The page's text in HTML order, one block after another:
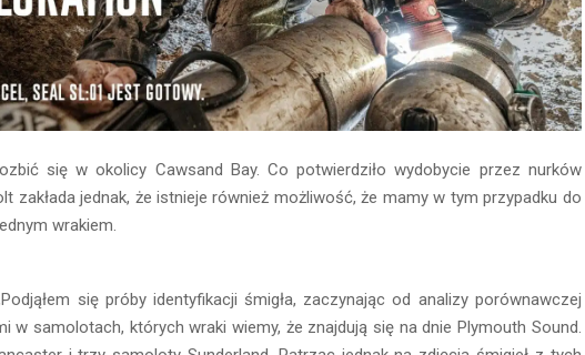
się w okolicy Cawsand Bay. Co potwierdziło wydobycie przez nurków
zakłada jednak, że istnieje również możliwość, że mamy w tym przypadku do
wrakiem.
się próby identyfikacji śmigła, zaczynając od analizy porównawczej
w samolotach, których wraki wiemy, że znajdują się na dnie Plymouth Sound.